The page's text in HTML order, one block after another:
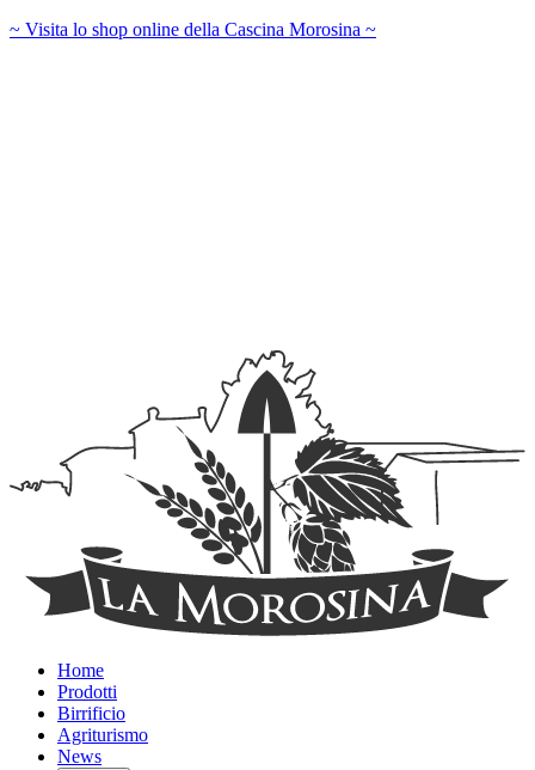
~ Visita lo shop online della Cascina Morosina ~
Home
Prodotti
Birrificio
Agriturismo
News